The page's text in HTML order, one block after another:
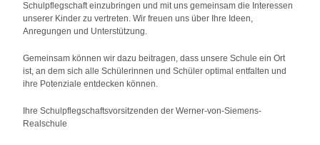
Schulpflegschaft einzubringen und mit uns gemeinsam die Interessen
unserer Kinder zu vertreten. Wir freuen uns über Ihre Ideen,
Anregungen und Unterstützung.
Gemeinsam können wir dazu beitragen, dass unsere Schule ein Ort
ist, an dem sich alle Schülerinnen und Schüler optimal entfalten und
ihre Potenziale entdecken können.
Ihre Schulpflegschaftsvorsitzenden der Werner-von-Siemens-
Realschule